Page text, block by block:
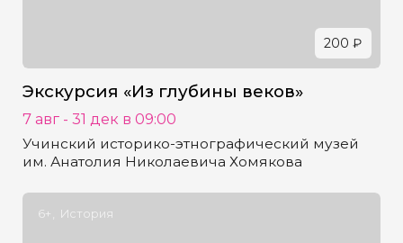
200 ₽
Экскурсия «Из глубины веков»
7 авг - 31 дек в 09:00
Учинский историко-этнографический музей
им. Анатолия Николаевича Хомякова
6+ История